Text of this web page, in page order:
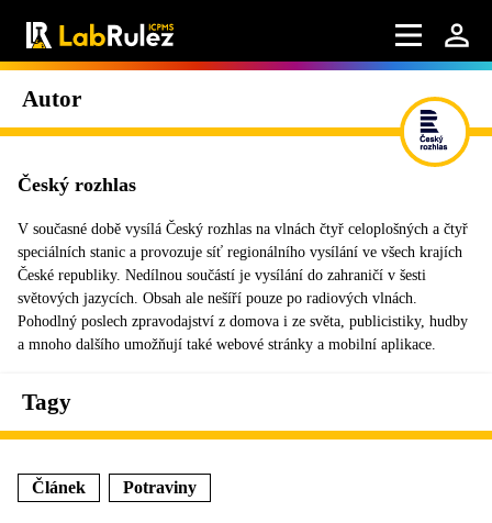
Autor
Český rozhlas
V současné době vysílá Český rozhlas na vlnách čtyř celoplošných a čtyř
speciálních stanic a provozuje síť regionálního vysílání ve všech krajích
České republiky. Nedílnou součástí je vysílání do zahraničí v šesti
světových jazycích. Obsah ale nešíří pouze po radiových vlnách.
Pohodlný poslech zpravodajství z domova i ze světa, publicistiky, hudby
a mnoho dalšího umožňují také webové stránky a mobilní aplikace.
Tagy
Článek Potraviny